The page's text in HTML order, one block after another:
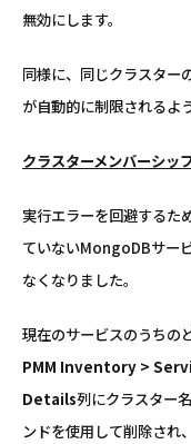
無効にします。
同様に、同じクラスター
が自動的に制限されるよ
クラスターメンバーシッ
実行エラーを回避するた
ていないMongoDBサー
なくなりました。
現在のサービスのうちの
PMM Inventory >
Details列にクラスター
ンドを使用して削除され